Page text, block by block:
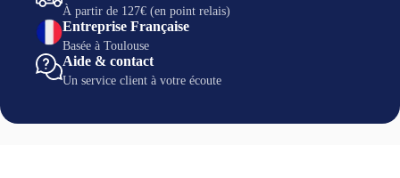
À partir de 127€ (en point relais)
Entreprise Française
Basée à Toulouse
Aide & contact
Un service client à votre écoute